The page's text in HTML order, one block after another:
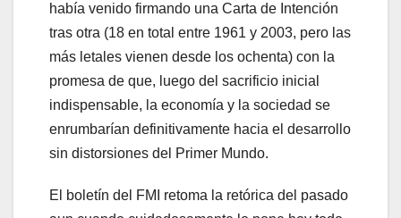
había venido firmando una Carta de Intención
tras otra (18 en total entre 1961 y 2003, pero las
más letales vienen desde los ochenta) con la
promesa de que, luego del sacrificio inicial
indispensable, la economía y la sociedad se
enrumbarían definitivamente hacia el desarrollo
sin distorsiones del Primer Mundo.
El boletín del FMI retoma la retórica del pasado